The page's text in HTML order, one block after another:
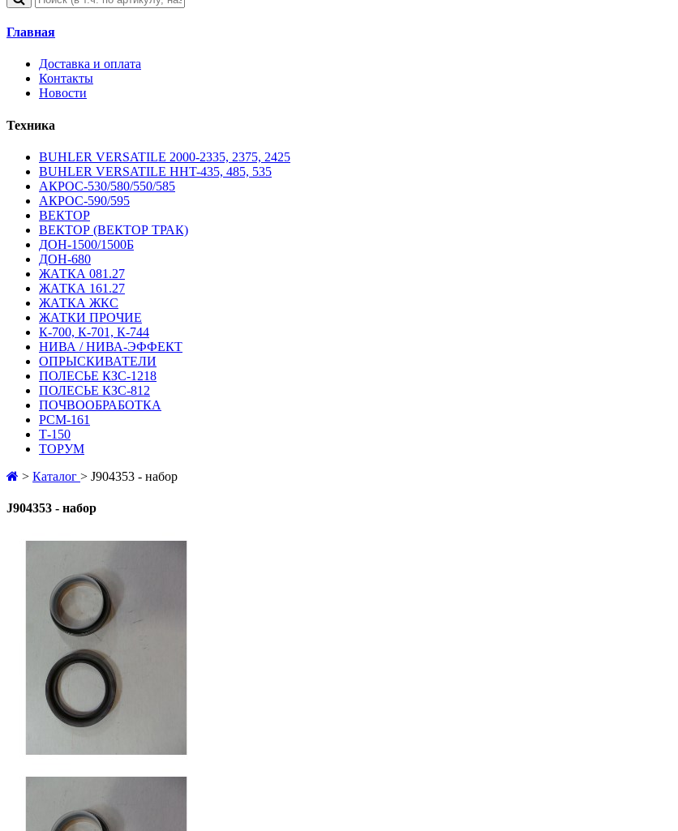
Главная
Доставка и оплата
Контакты
Новости
Техника
BUHLER VERSATILE 2000-2335, 2375, 2425
BUHLER VERSATILE HHT-435, 485, 535
АКРОС-530/580/550/585
АКРОС-590/595
ВЕКТОР
ВЕКТОР (ВЕКТОР ТРАК)
ДОН-1500/1500Б
ДОН-680
ЖАТКА 081.27
ЖАТКА 161.27
ЖАТКА ЖКС
ЖАТКИ ПРОЧИЕ
К-700, К-701, К-744
НИВА / НИВА-ЭФФЕКТ
ОПРЫСКИВАТЕЛИ
ПОЛЕСЬЕ КЗС-1218
ПОЛЕСЬЕ КЗС-812
ПОЧВООБРАБОТКА
РСМ-161
Т-150
ТОРУМ
> Каталог > J904353 - набор
J904353 - набор